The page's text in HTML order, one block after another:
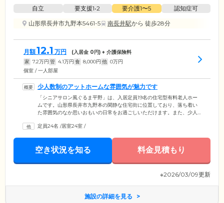
自立 要支援1•2 要介護1〜5
認知症可
山形県長井市九野本5461-5
南長井駅から 徒歩28分
月額12.1 万円 (入居金 0円) + 介護保険料
家 7.2万円 管 4.1万円 食 8,000円 他 0万円
個室 / 一人部屋
少人数制のアットホームな雰囲気が魅力です
「シニアサロン風ぐるま平野」は、入居定員19名の住宅型有料老人ホー
ムです。山形県長井市九野本の閑静な住宅街に位置しており、落ち着い
た雰囲気のなか思いおもいの日常をお過ごしいただけます。また、少人
みなさまがご自身のペースで安心して生活できるよう、お一人おひとり
別のケアプランを作成しています。ケアプランをもとに最適なケアサー
ビスをご提供していますので、日常的に介護を必要とする方も安心して
定員24名 /居室24室 /
空き状況を知る 料金見積もり
※2026/03/09更新
施設の詳細を見る